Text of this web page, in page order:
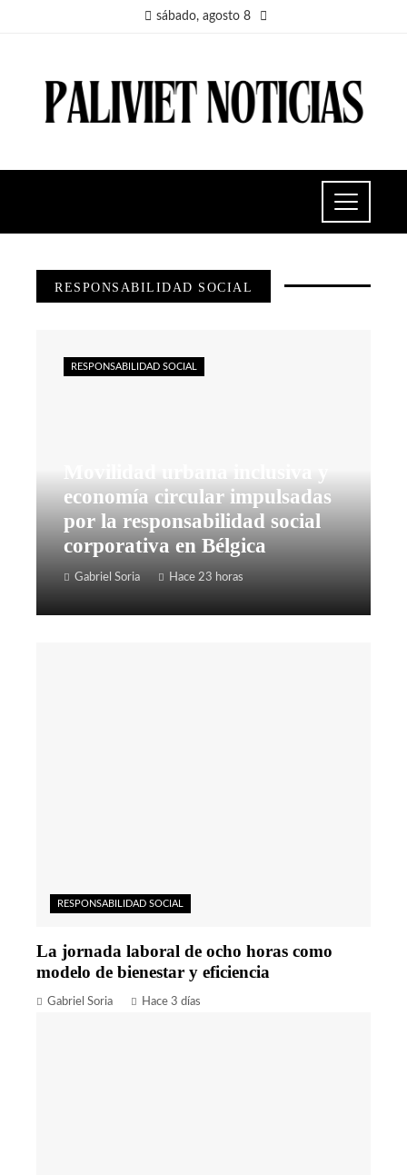
sábado, agosto 8
RESPONSABILIDAD SOCIAL
economía circular impulsadas
por la responsabilidad social
corporativa en Bélgica
Gabriel Soria Hace 23 horas
RESPONSABILIDAD SOCIAL
RESPONSABILIDAD SOCIAL
La jornada laboral de ocho horas como
modelo de bienestar y eficiencia
Gabriel Soria Hace 3 días